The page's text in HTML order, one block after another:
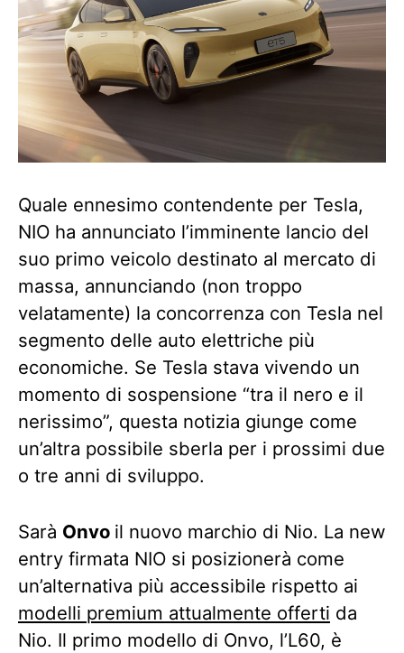
Quale ennesimo contendente per Tesla,
NIO ha annunciato l’imminente lancio del
suo primo veicolo destinato al mercato di
massa, annunciando (non troppo
velatamente) la concorrenza con Tesla nel
segmento delle auto elettriche più
economiche. Se Tesla stava vivendo un
momento di sospensione “tra il nero e il
nerissimo”, questa notizia giunge come
un’altra possibile sberla per i prossimi due
o tre anni di sviluppo.
Sarà Onvo il nuovo marchio di Nio. La new
entry firmata NIO si posizionerà come
un’alternativa più accessibile rispetto ai
modelli premium attualmente offerti da
Nio. Il primo modello di Onvo, l’L60, è